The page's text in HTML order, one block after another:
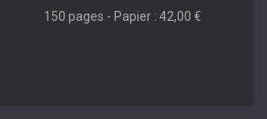
150 pages - Papier : 42,00 €